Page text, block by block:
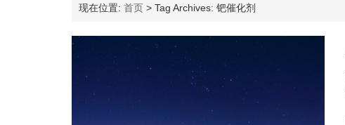
现在位置: 首页 > Tag Archives: 钯催化剂